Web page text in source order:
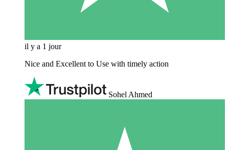
il y a 1 jour
Nice and Excellent to Use with timely action
Sohel Ahmed